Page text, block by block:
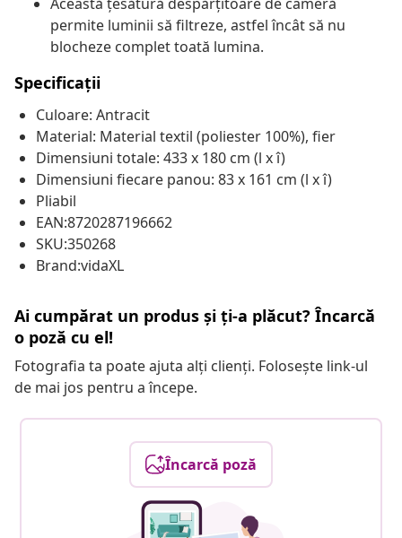
permite luminii să filtreze, astfel încât să nu
blocheze complet toată lumina.
Specificații
Culoare: Antracit
Material: Material textil (poliester 100%), fier
Dimensiuni totale: 433 x 180 cm (l x î)
Dimensiuni fiecare panou: 83 x 161 cm (l x î)
Pliabil
EAN:8720287196662
SKU:350268
Brand:vidaXL
Ai cumpărat un produs și ți-a plăcut? Încarcă
o poză cu el!
Fotografia ta poate ajuta alți clienți. Folosește link-ul
de mai jos pentru a începe.
Încarcă poză